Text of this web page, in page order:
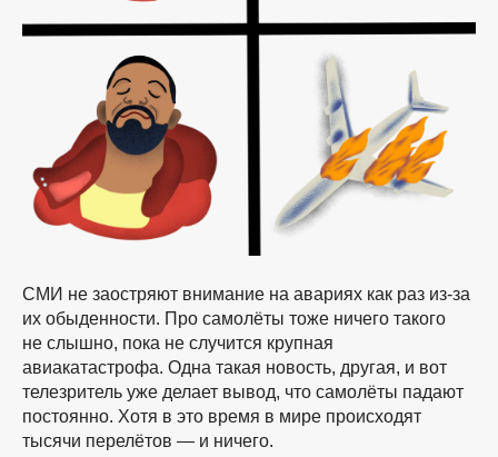
СМИ не заостряют внимание на авариях как раз из-за
их обыденности. Про самолёты тоже ничего такого
не слышно, пока не случится крупная
авиакатастрофа. Одна такая новость, другая, и вот
телезритель уже делает вывод, что самолёты падают
постоянно. Хотя в это время в мире происходят
тысячи перелётов — и ничего.